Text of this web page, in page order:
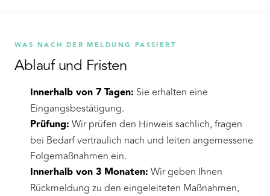
WAS NACH DER MELDUNG PASSIERT
Ablauf und Fristen
Innerhalb von 7 Tagen: Sie erhalten eine
Eingangsbestätigung.
Prüfung: Wir prüfen den Hinweis sachlich, fragen
bei Bedarf vertraulich nach und leiten angemessene
Folgemaßnahmen ein.
Innerhalb von 3 Monaten: Wir geben Ihnen
Rückmeldung zu den eingeleiteten Maßnahmen,